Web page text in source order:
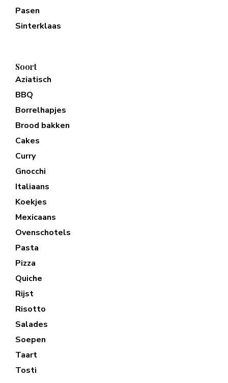
Pasen
Sinterklaas
Soort
Aziatisch
BBQ
Borrelhapjes
Brood bakken
Cakes
Curry
Gnocchi
Italiaans
Koekjes
Mexicaans
Ovenschotels
Pasta
Pizza
Quiche
Rijst
Risotto
Salades
Soepen
Taart
Tosti